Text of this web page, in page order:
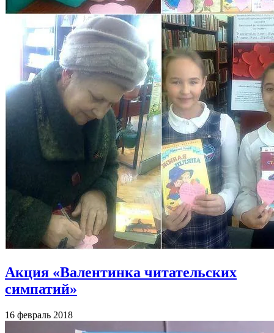
Акция «Валентинка читательских
симпатий»
16 февраль 2018